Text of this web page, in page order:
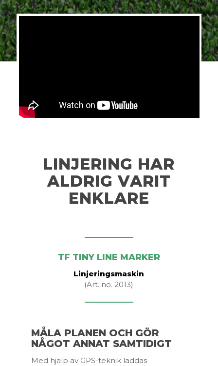
LINJERING HAR
ALDRIG VARIT
ENKLARE
TF TINY LINE MARKER
Linjeringsmaskin
(Art. no. 2013)
MÅLA PLANEN OCH GÖR
NÅGOT ANNAT SAMTIDIGT
Med hjälp av GPS-teknik laddas